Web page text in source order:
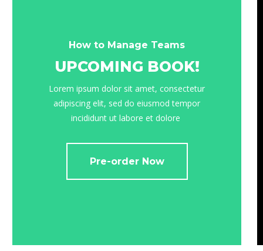
How to Manage Teams
UPCOMING BOOK!
Lorem ipsum dolor sit amet, consectetur
adipiscing elit, sed do eiusmod tempor
incididunt ut labore et dolore
Pre-order Now